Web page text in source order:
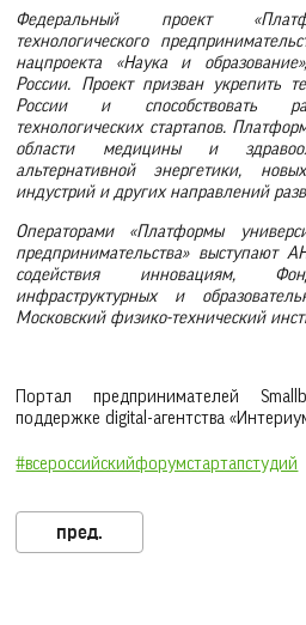
Федеральный проект
технологического
нацпроекта «Наука и
России. Проект призван укрепить
России и способствовать
технологических стартапов.
области медицины и
альтернативной энергетики,
индустрий и других направлений
Операторами «Платформы
предпринимательства» выступают
содействия инновациям,
инфраструктурных и
Московский физико-технический
Портал предпринимателей
поддержке digital-агентства
#всероссийскийфорумстартапстудий